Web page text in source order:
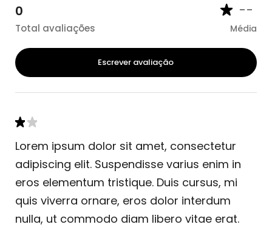
0
Total avaliações
--
Média
Escrever avaliação
Lorem ipsum dolor sit amet, consectetur
adipiscing elit. Suspendisse varius enim in
eros elementum tristique. Duis cursus, mi
quis viverra ornare, eros dolor interdum
nulla, ut commodo diam libero vitae erat.